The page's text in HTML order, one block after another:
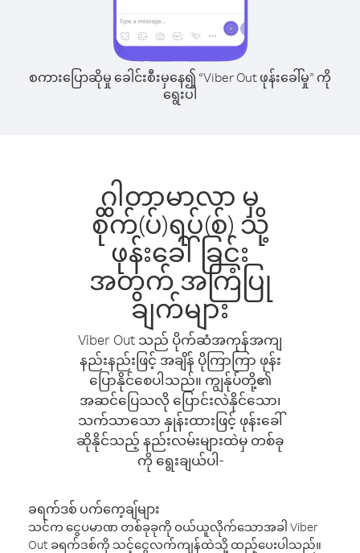
စကားပြောဆိုမှု ခေါင်းစီးမှနေ၍ “Viber Out ဖုန်းခေါ်မှု” ကို
ရွေးပါ
ဂွါတာမာလာ မှ
စိုက်(ပ်)ရပ်(စ်) သို့
ဖုန်းခေါ်ခြင်း
အတွက် အကြံပြု
ချက်များ
Viber Out သည် ပိုက်ဆံအကုန်အကျ
နည်းနည်းဖြင့် အချိန် ပိုကြာကြာ ဖုန်း
ပြောနိုင်စေပါသည်။ ကျွန်ုပ်တို့၏
အဆင်ပြေသလို ပြောင်းလဲနိုင်သော၊
သက်သာသော နှုန်းထားဖြင့် ဖုန်းခေါ်
ဆိုနိုင်သည့် နည်းလမ်းများထဲမှ တစ်ခု
ကို ရွေးချယ်ပါ-
ခရက်ဒစ် ပက်ကေ့ချ်များ
သင်က ငွေပမာဏ တစ်ခုခုကို ဝယ်ယူလိုက်သောအခါ Viber
Out ခရက်ဒစ်ကို သင့်ငွေလက်ကျန်ထဲသို့ ထည့်ပေးပါသည်။